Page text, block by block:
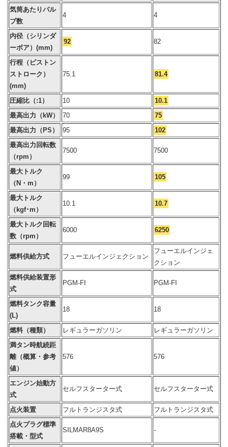
気筒あたりバル
ブ数
4 4
内径（シリンダ
ーボア）(mm)
92 82
行程（ピストン
ストローク）
(mm)
75.1 81.4
圧縮比（:1） 10
10.1
最高出力（kW）
70
75
最高出力（PS）
95
102
最高出力回転数
（rpm）
7500 7500
最大トルク
（N・m）
99 105
最大トルク
（kgf･m）
10.1 10.7
最大トルク回転
数（rpm）
6000 6250
燃料供給方式 フューエルインジェクション
フューエルインジェ
クション
燃料供給装置形
式
PGM-FI PGM-FI
燃料タンク容量
(L)
18 18
燃料（種類） レギュラーガソリン
レギュラーガソリン
満タン時航続距
離（概算・参考
値）
576 576
エンジン始動方
式
セルフスターター式 セルフスターター式
点火装置 フルトランジスタ式
フルトランジスタ式
点火プラグ標準
搭載・型式
SILMAR8A9S -